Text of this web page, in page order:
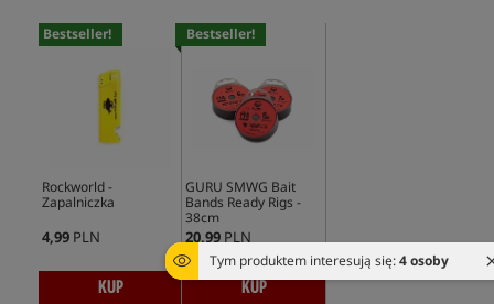
Tym produktem interesują się:4 osoby
Bestseller!
Rockworld -
Zapalniczka
4,99 PLN
KUP
Bestseller!
GURU SMWG Bait
Bands Ready Rigs -
38cm
20,99 PLN
KUP